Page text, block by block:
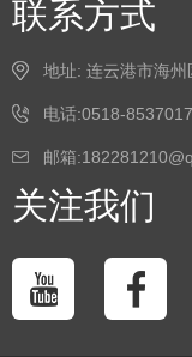
联系方式
地址: 连云港市海
电话:0518-
邮箱
关注我们